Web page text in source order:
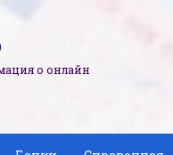
о онлайн